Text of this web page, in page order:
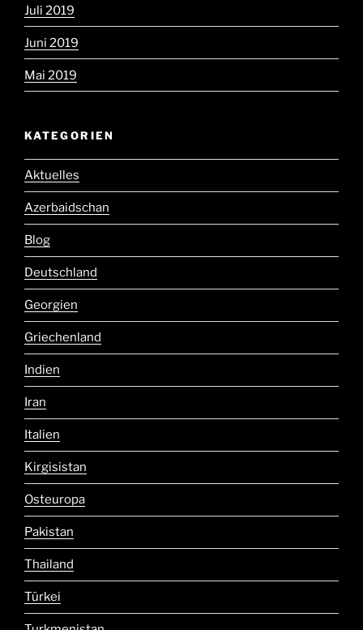
Juli 2019
Juni 2019
Mai 2019
KATEGORIEN
Aktuelles
Azerbaidschan
Blog
Deutschland
Georgien
Griechenland
Indien
Iran
Italien
Kirgisistan
Osteuropa
Pakistan
Thailand
Türkei